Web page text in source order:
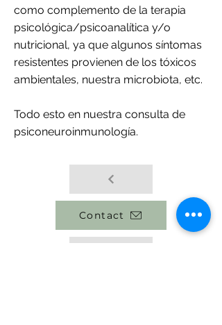
como complemento de la terapia
psicológica/psicoanalítica y/o
nutricional, ya que algunos síntomas
resistentes provienen de los tóxicos
ambientales, nuestra microbiota, etc.
Todo esto en nuestra consulta de
psiconeuroinmunología.
Contact